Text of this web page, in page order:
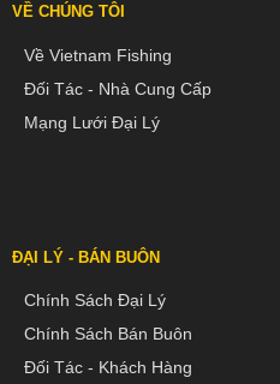
VỀ CHÚNG TÔI
Về Vietnam Fishing
Đối Tác - Nhà Cung Cấp
Mạng Lưới Đại Lý
ĐẠI LÝ - BÁN BUÔN
Chính Sách Đại Lý
Chính Sách Bán Buôn
Đối Tác - Khách Hàng